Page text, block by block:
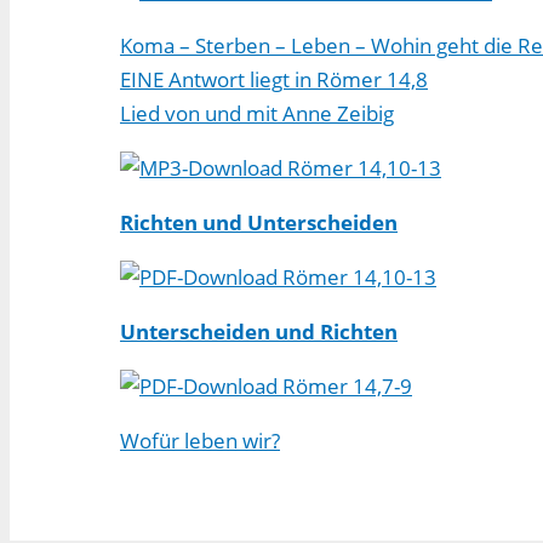
Koma – Sterben – Leben – Wohin geht die
EINE Antwort liegt in Römer 14,8
Lied von und mit Anne Zeibig
Römer 14,10-13
Richten und Unterscheiden
Römer 14,10-13
Unterscheiden und Richten
Römer 14,7-9
Wofür leben wir?